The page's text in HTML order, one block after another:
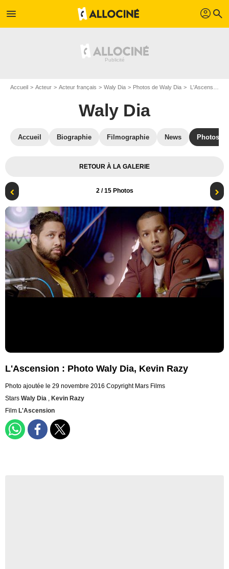
menu profil search
Accueil Acteur Acteur français Waly Dia Photos de Waly Dia L'Ascension : Photo Waly Dia, Kevin Razy
Waly Dia
Accueil Biographie Filmographie News Photos
RETOUR À LA GALERIE
2/ 15 Photos
L'Ascension : Photo Waly Dia, Kevin Razy
Photo ajoutée le 29 novembre 2016 Copyright Mars Films
Stars Waly Dia , Kevin Razy
Film L'Ascension